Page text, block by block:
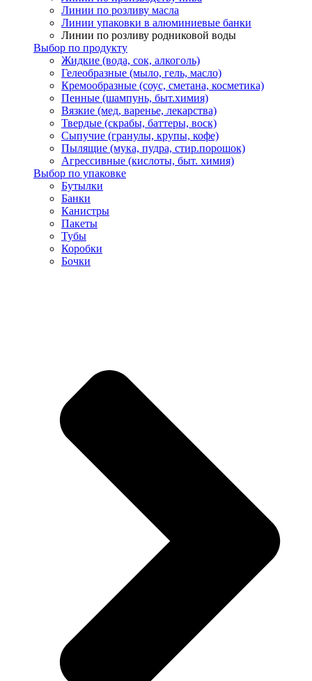
Линии по розливу масла
Линии упаковки в алюминиевые банки
Линии по розливу родниковой воды
Выбор по продукту
Жидкие (вода, сок, алкоголь)
Гелеобразные (мыло, гель, масло)
Кремообразные (соус, сметана, косметика)
Пенные (шампунь, быт.химия)
Вязкие (мед, варенье, лекарства)
Твердые (скрабы, баттеры, воск)
Сыпучие (гранулы, крупы, кофе)
Пылящие (мука, пудра, стир.порошок)
Агрессивные (кислоты, быт. химия)
Выбор по упаковке
Бутылки
Банки
Канистры
Пакеты
Тубы
Коробки
Бочки